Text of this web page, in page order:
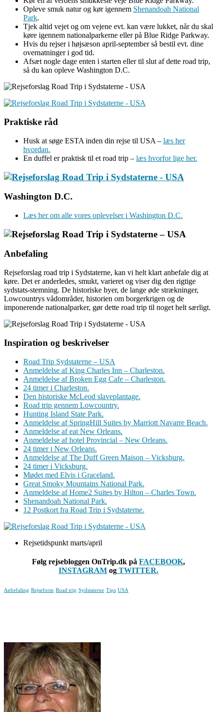
Opleve smuk natur og kør igennem Shenandoah National
Park.
Tjek altid vejet og om vejene evt. kan være lukket, når du skal
køre igennem nationalparkerne eller på Blue Ridge Parkway.
Hvis du rejser i højsæson april-september så bestil evt. dine
overnatninger i god tid.
Afsæt nogle dage enten i starten eller til slut af dette road trip,
så du kan opleve Washington D.C.
Praktiske råd
Husk at søge ESTA inden din rejse til USA – læs her
hvordan.
En duffel er praktisk til et road trip – læs hvorfor lige her.
Washington D.C.
Læs her om alle vores oplevelser i Washington D.C.
Anbefaling
Rejseforslag road trip i Sydstaterne, kan vi helt klart anbefale dig at
køre. Det er anderledes, smukt, varieret og viser dig den rigtige
sydstats-stemning. De historiske byer, de lange øde strækninger,
Lowcountrys vådområder, historien om borgerkrigen og de
imponerende nationalparker, gør dette road trip til noget helt særligt.
Inspiration og beskrivelser
Road Trip Sydstaterne – USA
Anmeldelse af King Charles Inn – Charleston.
Anmeldelse af Broken Egg Cafe – Charleston.
24 timer i Charleston.
Den historiske McLeod slaveplantage.
Road trip gennem Lowcountry.
Hunting Island State Park.
Anmeldelse af SpringHill Suites by Marriott Navarre Beach.
Anmeldelse af eat New Orleans.
Anmeldelse af hotel Provincial – New Orleans.
24 timer i New Orleans.
Anmeldelse af The Duff Green Maison – Vicksburg.
24 timer i Vicksburg.
Mødet med Elvis i Graceland.
Great Smoky Mountains National Park.
Anmeldelse af Home2 Suites by Hilton – Charles Town.
Shenandoah National Park.
12 Postkort fra Road Trip i Sydstaterne.
Rejsetidspunkt marts/april
Følg rejsebloggen OnTrip.dk på FACEBOOK,
INSTAGRAM og TWITTER.
Anbefaling Rejseform Road trip Sydstaterne Tips USA